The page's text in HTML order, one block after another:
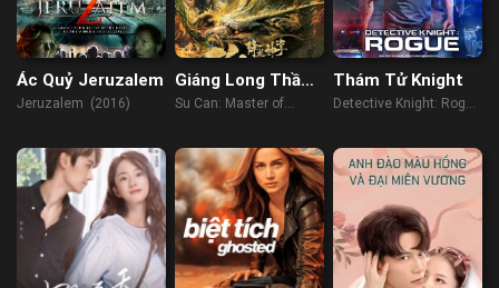
Ác Quỷ Jeruzalem
Jeruzalem (2016)
Giáng Long Thần
Chưởng Tô Khất
Su Can: Master of
(2018)
Thám Tử Knight
Detective Knight: Rogue